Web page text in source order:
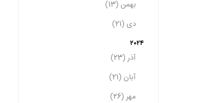
بهمن (13)
دی (21)
2024
آذر (23)
آبان (21)
مهر (26)